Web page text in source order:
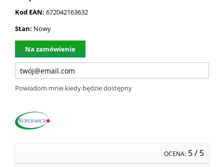
Kod EAN: 672042163632
Stan: Nowy
Na zamówienie
Powiadom mnie kiedy będzie dostępny
OCENA: 5/ 5